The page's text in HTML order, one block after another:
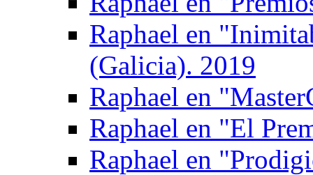
Raphael en
(Galicia). 2019
Raphael en
Raphael en "El
Raphael en